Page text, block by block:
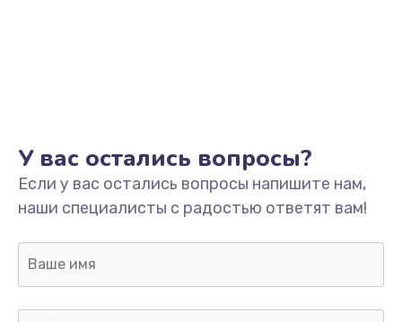
Ремонт мембраны
550 руб.
Заказать
Ремонт экрана
1100 руб.
У вас остались вопросы?
Если у вас остались вопросы напишите нам,
наши специалисты с радостью ответят вам!